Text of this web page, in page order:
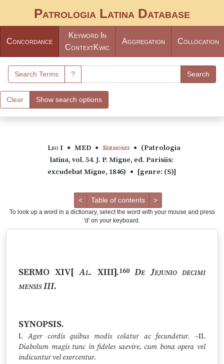
Patrologia Latina Database
Concordance
Keyword In
ContextKwic
Aggregation Collocation
Search Terms ? Search
Clear Show search options
Leo I ● MED ● Sermones ● (Patrologia
latina, vol. 54. J. P. Migne, ed. Parisiis:
excudebat Migne, 1846) ● [genre: (S)]
< Table of contents >
To look up a word in a dictionary, select the word with your mouse and press
'd' on your keyboard.
SERMO XIV[Al. XIII].160
De Jejunio decimi
mensis III.
SYNOPSIS.
I.Ager cordis quibus modis colatur ac fecundetur. --II.
Diabolum magis tunc in fideles saevire, cum bona opera vel
indicuntur vel exercentur.